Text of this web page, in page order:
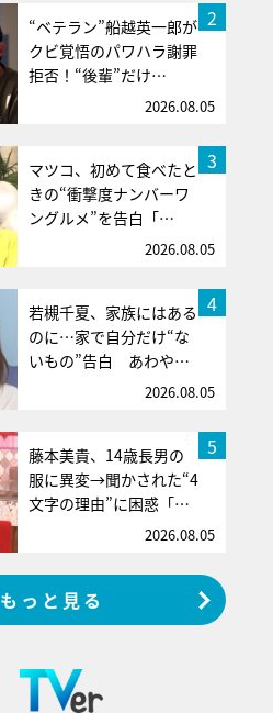
2
“ベテラン”船越英一郎が
クビ覚悟のパワハラ謝罪
拒否！“後輩”だけ…
2026.08.05
3
マツコ、初めて食べたと
きの“衝撃度ナンバーワ
ングルメ”を告白「…
2026.08.05
4
若槻千夏、家族にはある
のに…家で自分だけ“な
いもの”告白 あわや…
2026.08.05
5
藤本美貴、14歳長男の
服に異変→聞かされた“4
文字の理由”に困惑「…
2026.08.05
もっと見る